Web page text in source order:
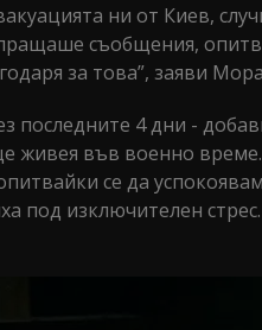
ни от Киев,
съобщения,
за това”, заяви
последните 4 дни -
живея във военно
се да
под изключителен